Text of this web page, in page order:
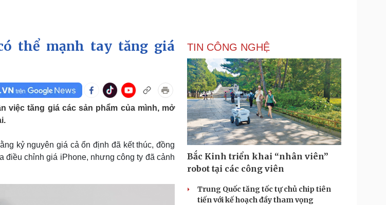
Infographic
Chứng khoán
Giá cà phê
đá
Ô tô - Xe máy
Xe máy
Doanh nghiệp
Thông tin doanh nghiệp
Doanh nghiệp 24h
Doanh nhân
Vì cộng đồng
Công nghệ
Sành điệu
Tin Công nghệ
Trải nghiệm
Chuyển đổi số
Giải trí
Thời trang
Du lịch
Săn Tour
Podcast
Câu chuyện thời sự
Đọc truyện đêm khuya
Cửa sổ tình yêu
thể mạnh tay tăng giá
việc tăng giá các sản phẩm của mình, mở
kỷ nguyên giá cả ổn định đã kết thúc, đồng
điều chỉnh giá iPhone, nhưng công ty đã cảnh
TIN CÔNG NGHỆ
Bắc Kinh triển khai “nhân viên”
robot tại các công viên
Trung Quốc tăng tốc tự chủ chip tiên
tiến với kế hoạch đầy tham vọng